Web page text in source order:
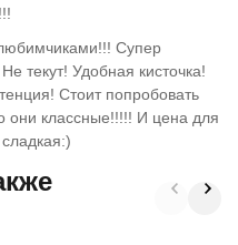
Супер
текут! Удобная кисточка!
Стоит попробовать
они классные!!!!! И цена для